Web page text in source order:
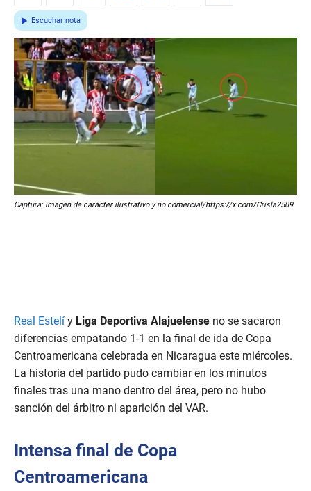
Escuchar nota
Captura: imagen de carácter ilustrativo y no comercial/https://x.com/Crisla2509
Real Estelí y Liga Deportiva Alajuelense no se sacaron
diferencias empatando 1-1 en la final de ida de Copa
Centroamericana celebrada en Nicaragua este miércoles.
La historia del partido pudo cambiar en los minutos
finales tras una mano dentro del área, pero no hubo
sanción del árbitro ni aparición del VAR.
Intensa final de Copa
Centroamericana